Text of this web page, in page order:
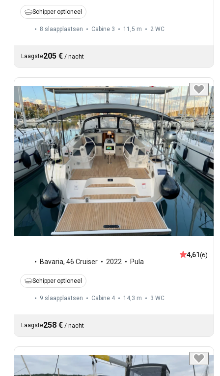
Schipper optioneel
8 slaapplaatsen Cabine 3 11,5 m 2 WC
Laagste205 € / nacht
Bavaria, 46 Cruiser 2022 Pula
4,61(6)
Schipper optioneel
9 slaapplaatsen Cabine 4 14,3 m 3 WC
Laagste258 € / nacht